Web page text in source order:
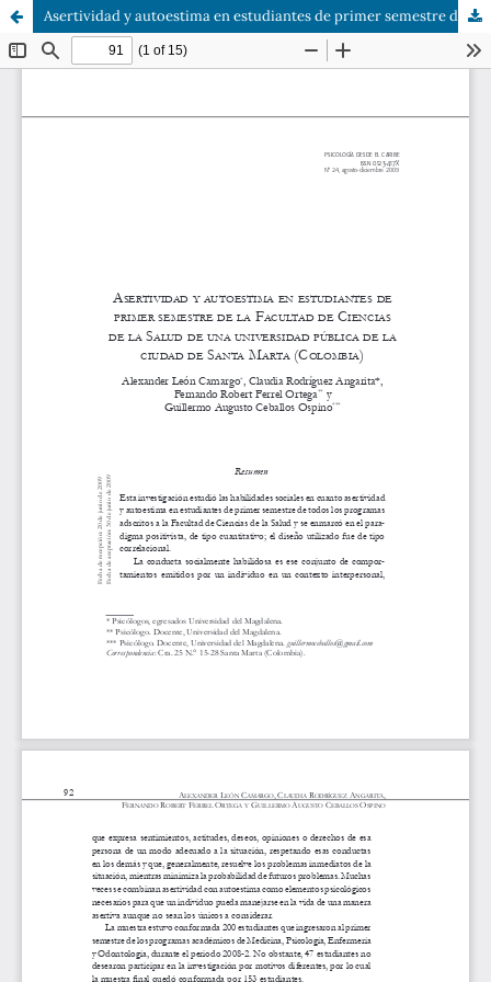
Asertividad y autoestima en estudiantes de primer semestre de la Facultad de Ciencias de la Salud de una universidad pública de la ciudad de Santa Marta (Colombia)